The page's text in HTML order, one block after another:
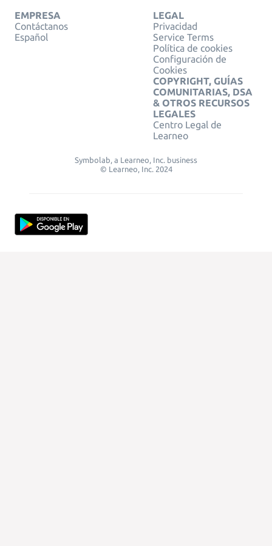
EMPRESA
Contáctanos
Español
LEGAL
Privacidad
Service Terms
Política de cookies
Configuración de
Cookies
COPYRIGHT, GUÍAS
COMUNITARIAS, DSA
& OTROS RECURSOS
LEGALES
Centro Legal de
Learneo
Symbolab, a Learneo, Inc. business
© Learneo, Inc. 2024